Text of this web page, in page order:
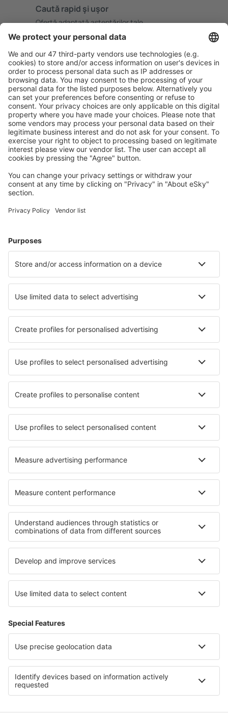
Caută rapid şi uşor
Ofertă adaptată aşteptărilor tale.
Planifică ȋn siguranţă
Rezervare fără griji cu opțiune gratuită de anulare.
Economiseşte mai mult
Prețuri atractive și oferte speciale pentru utilizatorii
conectați.
Cazarea preferată
Alege din peste 1,3 mil. de opţiuni: hoteluri, cabane,
Cele mai căutate cazări de către utilizatorii eSky
Cazare în Brașov
Cazare în Cluj-Napoca Cazare în Năvodari
Cazare în București Cazare în Bănești
Cazare în Baia De Fier Cazare în Sasca Montană
Cele mai bune locuri de cazare - orașe
Cazare în Pégomas Cazare în Moultonborough
Cazare în Gniew Cazare în Kobierzyce
Cazare în Steinheim Cazare în Santa Catarina Palopó
Cele mai bune locuri de cazare - regiuni
Cazare În Iași județul Cazare În Tulcea județul
Cazare în Banat Cazare in Dobrogea
Cazare în Transilvania Cazare în Sunny Beach
Cazare in Marsa Alam Region Cazare în Costa Vasca